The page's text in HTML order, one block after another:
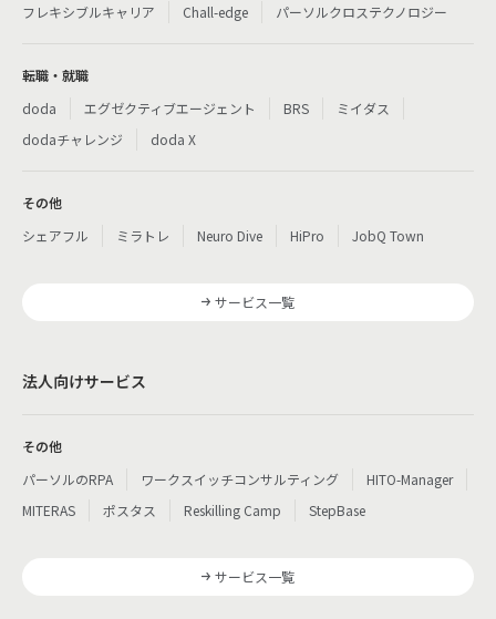
フレキシブルキャリア
Chall-edge パーソルクロステクノロジー
転職・就職
doda
エグゼクティブエージェント BRS
ミイダス
dodaチャレンジ
doda X
その他
シェアフル
ミラトレ Neuro Dive HiPro JobQ Town
サービス一覧
法人向けサービス
その他
パーソルのRPA
ワークスイッチコンサルティング
HITO-Manager
MITERAS
ポスタス Reskilling Camp StepBase
サービス一覧